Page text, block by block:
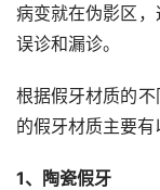
病变就在伪影区
误诊和漏诊。
根据假牙材质的
的假牙材质主要有
1、陶瓷假牙